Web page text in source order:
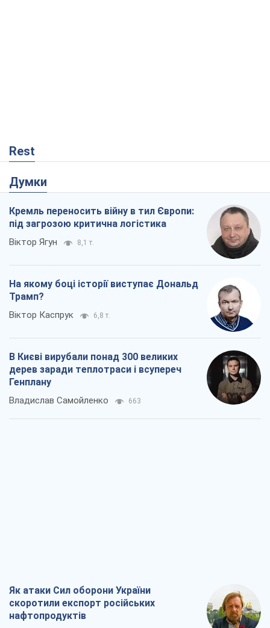
Rest
Думки
Кремль переносить війну в тил Європи:
під загрозою критична логістика
Віктор Ягун 8,1 т.
На якому боці історії виступає Дональд
Трамп?
Віктор Каспрук 6,8 т.
В Києві вирубали понад 300 великих
дерев заради теплотраси і всупереч
Генплану
Владислав Самойленко 663
Як атаки Сил оборони України
скоротили експорт російських
нафтопродуктів